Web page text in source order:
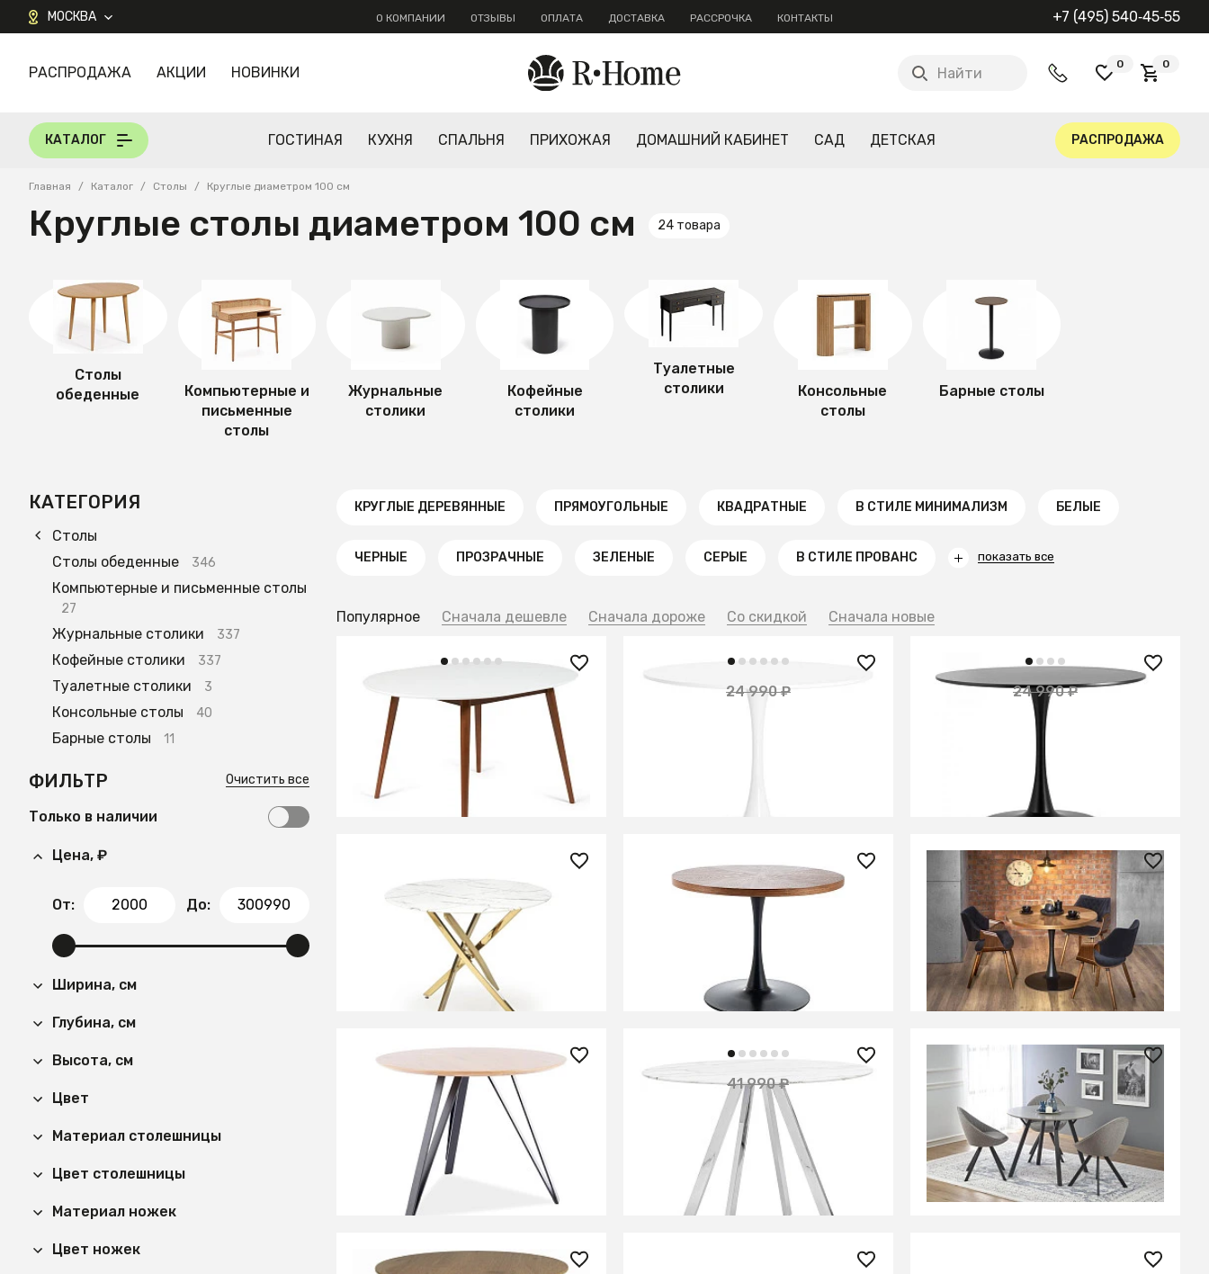
МОСКВА О КОМПАНИИ ОТЗЫВЫ ОПЛАТА ДОСТАВКА РАССРОЧКА КОНТАКТЫ +7 (495) 540‑45‑55
КАТАЛОГ
РАСПРОДАЖА АКЦИИ НОВИНКИ Найти
0 0
КАТАЛОГ ГОСТИНАЯ КУХНЯ СПАЛЬНЯ ПРИХОЖАЯ ДОМАШНИЙ КАБИНЕТ САД ДЕТСКАЯ РАСПРОДАЖА
Главная / Каталог / Столы / Круглые диаметром 100 см
Круглые столы диаметром 100 см 24 товара
Столы
обеденные
Компьютерные и
письменные
столы
Журнальные
столики
Кофейные
столики
Туалетные
столики
Консольные
столы
Барные столы
КАТЕГОРИЯ
Столы
Столы обеденные
346
Компьютерные и письменные столы
27
Журнальные столики 337
Кофейные столики 337
Туалетные столики 3
Консольные столы 40
Барные столы 11
ФИЛЬТР Очистить все
Только в наличии
Цена, ₽
От: До:
Ширина, см
Глубина, см
Высота, см
Цвет
Материал столешницы
Цвет столешницы
Материал ножек
Цвет ножек
КРУГЛЫЕ ДЕРЕВЯННЫЕ ПРЯМОУГОЛЬНЫЕ КВАДРАТНЫЕ В СТИЛЕ МИНИМАЛИЗМ БЕЛЫЕ
ЧЕРНЫЕ ПРОЗРАЧНЫЕ ЗЕЛЕНЫЕ СЕРЫЕ В СТИЛЕ ПРОВАНС показать все
Популярное Сначала дешевле Сначала дороже Со скидкой Сначала новые
22 550 ₽
Стол круглый расклад.
обеденный BOSCO Боско
В КОРЗИНУ
14 100 ₽ 24 990 ₽
В КОРЗИНУ
14 100 ₽ 24 990 ₽ — 44%
Стол Tulip D100 черный
В КОРЗИНУ
37 560 ₽
Стол обеденный Halmar
RAYMOND 2 (белый мрамор/
В КОРЗИНУ
33 900 ₽
Стол обеденный Signal AMADEO
В КОРЗИНУ
37 270 ₽
Стол обеденный Halmar
CARMELO (орех/черный)
В КОРЗИНУ
27 160 ₽
Стол обеденный Signal TETIS
(дуб/черный)
СООБЩИТЬ О ПОСТУПЛЕНИИ
Временно отсутствует
17 570 ₽ 41 990 ₽ — 58%
Стол обеденный Хьюстон D100
белый стеклянный
СООБЩИТЬ О ПОСТУПЛЕНИИ
Временно отсутствует
27 790 ₽
Стол обеденный Halmar BALROG
OKRAGLY (светло-серый/черный)
СООБЩИТЬ О ПОСТУПЛЕНИИ
Временно отсутствует